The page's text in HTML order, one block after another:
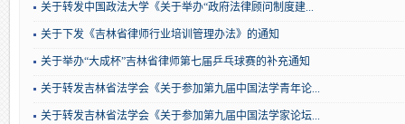
关于转发中国政法大学《关于举办“政府法律顾问制度建...
关于下发《吉林省律师行业培训管理办法》的通知
关于举办“大成杯”吉林省律师第七届乒乓球赛的补充通知
关于转发吉林省法学会《关于参加第九届中国法学青年论...
关于转发吉林省法学会《关于参加第九届中国法学家论坛...